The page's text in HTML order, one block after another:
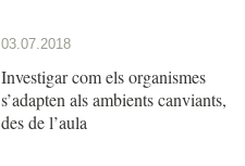
03.07.2018
Investigar com els organismes
s’adapten als ambients canviants,
des de l’aula